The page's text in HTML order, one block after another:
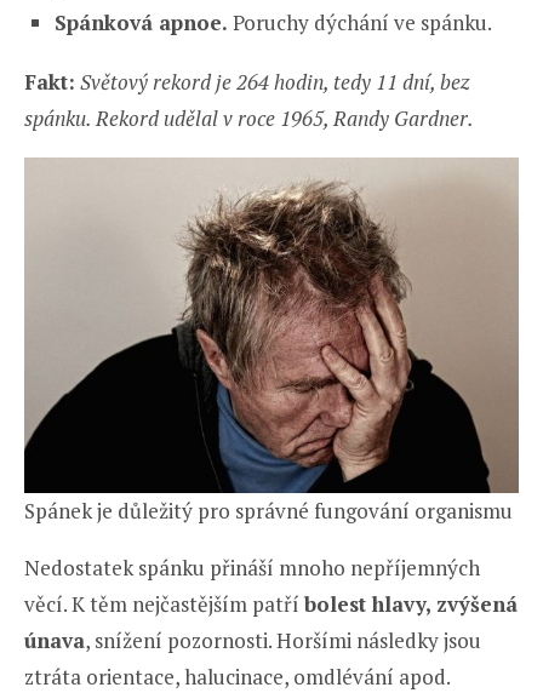
Spánková apnoe. Poruchy dýchání ve spánku.
Fakt: Světový rekord je 264 hodin, tedy 11 dní, bez
spánku. Rekord udělal v roce 1965, Randy Gardner.
Spánek je důležitý pro správné fungování organismu
Nedostatek spánku přináší mnoho nepříjemných
věcí. K těm nejčastějším patří bolest hlavy, zvýšená
únava, snížení pozornosti. Horšími následky jsou
ztráta orientace, halucinace, omdlévání apod.